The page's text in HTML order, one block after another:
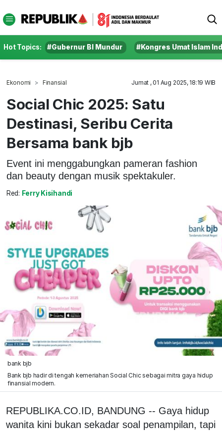
Hot Topics: #Gubernur BI Mundur #Kongres Umat Islam
Ekonomi Finansial Jumat , 01 Aug 2025, 18:19 WIB
Social Chic 2025: Satu
Destinasi, Seribu Cerita
Bersama bank bjb
Event ini menggabungkan pameran fashion
dan beauty dengan musik spektakuler.
Red: Ferry Kisihandi
bank bjb
Bank bjb hadir di tengah kemeriahan Social Chic sebagai mitra gaya hidup
finansial modern.
REPUBLIKA.CO.ID, BANDUNG -- Gaya hidup
wanita kini bukan sekadar soal penampilan, tapi